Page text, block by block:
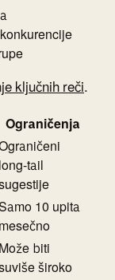
ključnih reči.
Ograničenja
long-tail
10 upita
mesečno
Može biti
široko